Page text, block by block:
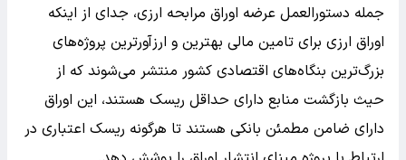
جمله دستورالعمل عرضه اوراق مرابحه ارزی، جدای از اینکه
اوراق ارزی برای تامین مالی بهترین و ارزآورترین پروژه‌های
بزرگ‌ترین بنگاه‌های اقتصادی کشور منتشر می‌شوند که از
حیث بازگشت منابع دارای حداقل ریسک هستند، این اوراق
دارای ضامن مطمئن بانکی هستند تا هرگونه ریسک اعتباری در